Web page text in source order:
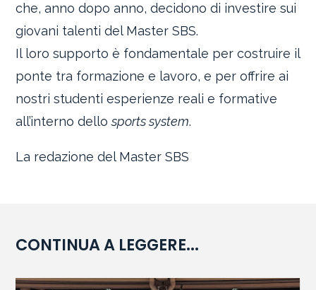
che, anno dopo anno, decidono di investire sui
giovani talenti del Master SBS.
Il loro supporto è fondamentale per costruire il
ponte tra formazione e lavoro, e per offrire ai
nostri studenti esperienze reali e formative
all’interno dellosports system.
La redazione del Master SBS
CONTINUA A LEGGERE...